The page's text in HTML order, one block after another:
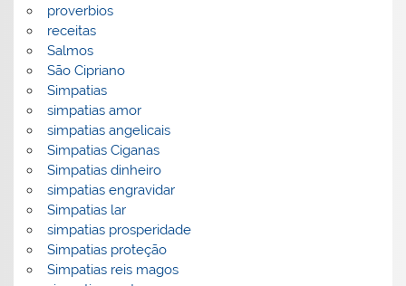
proverbios
receitas
Salmos
São Cipriano
Simpatias
simpatias amor
simpatias angelicais
Simpatias Ciganas
Simpatias dinheiro
simpatias engravidar
Simpatias lar
simpatias prosperidade
Simpatias proteção
Simpatias reis magos